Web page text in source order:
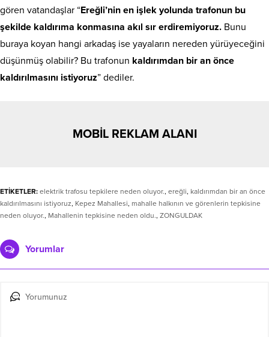
gören vatandaşlar “Ereğli’nin en işlek yolunda trafonun bu
şekilde kaldırıma konmasına akıl sır erdiremiyoruz. Bunu
buraya koyan hangi arkadaş ise yayaların nereden yürüyeceğini
düşünmüş olabilir? Bu trafonun kaldırımdan bir an önce
kaldırılmasını istiyoruz” dediler.
MOBİL REKLAM ALANI
ETİKETLER: elektrik trafosu tepkilere neden oluyor., ereğli, kaldırımdan bir an önce
kaldırılmasını istiyoruz, Kepez Mahallesi, mahalle halkının ve görenlerin tepkisine
neden oluyor., Mahallenin tepkisine neden oldu., ZONGULDAK
Yorumlar